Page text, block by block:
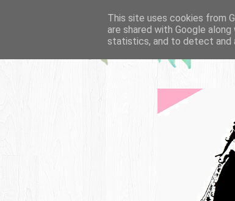
This site uses cookies from
are shared with Google
statistics, and to detect and